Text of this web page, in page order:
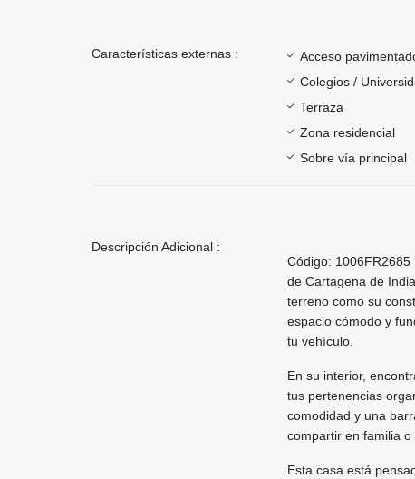
Características externas : Acceso
Colegios /
Terraza
Zona residencial
Sobre vía principal
Descripción Adicional :
Código:
de Cartagena de
terreno como su
espacio cómodo y
tu vehículo.
En su interior,
tus pertenencias
comodidad y una
compartir en familia o
Esta casa está